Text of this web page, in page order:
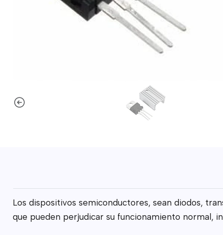
Los dispositivos semiconductores, sean diodos,
que pueden perjudicar su funcionamiento normal,